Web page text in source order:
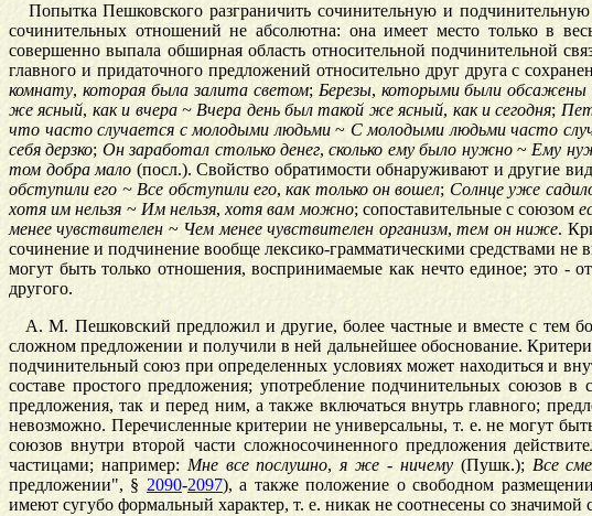
Попытка Пешковского разграничить сочинительную и
сочинительных отношений не абсолютна: она имеет место только в
совершенно выпала обширная область относительной подчинительной
главного и придаточного предложений относительно друг друга с
комнату, которая была залита светом; Березы, которыми были обсажены
же ясный, как и вчера ~ Вчера день был такой же ясный, как и сегодня;
что часто случается с молодыми людьми~ С молодыми людьми часто
себя дерзко; Он заработал столько денег,сколько ему было нужно~Ему
том добра мало (посл.). Свойство обратимости обнаруживают и другие
обступили его ~ Все обступили его,как только он вошел; Солнце уже
хотя им нельзя ~ Им нельзя,хотя вам можно; сопоставительные с союзом
менее чувствителен ~ Чем менее чувствителен организм,тем он ниже.
сочинение и подчинение вообще лексико-грамматическими средствами не
могут быть только отношения, воспринимаемые как нечто единое; это -
другого.
А. М. Пешковский предложил и другие, более частные и вместе с тем
сложном предложении и получили в ней дальнейшее обоснование.
подчинительный союз при определенных условиях может находиться и
составе простого предложения; употребление подчинительных союзов в
предложения, так и перед ним, а также включаться внутрь главного;
невозможно. Перечисленные критерии не универсальны, т. е. не могут
союзов внутри второй части сложносочиненного предложения
частицами; например: Мне все послушно,я же - ничему(Пушк.); Все
предложении", § 2090-2097), а также положение о свободном
имеют сугубо формальный характер, т. е. никак не соотнесены со